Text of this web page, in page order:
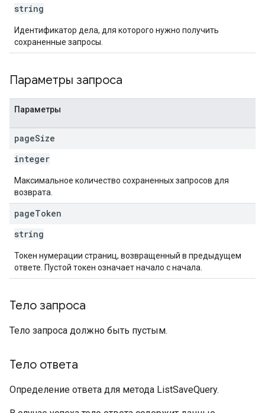
string
Идентификатор дела, для которого нужно получить
сохраненные запросы.
Параметры запроса
Параметры
pageSize
integer
Максимальное количество сохраненных запросов для
возврата.
pageToken
string
Токен нумерации страниц, возвращенный в предыдущем
ответе. Пустой токен означает начало с начала.
Тело запроса
Тело запроса должно быть пустым.
Тело ответа
Определение ответа для метода ListSaveQuery.